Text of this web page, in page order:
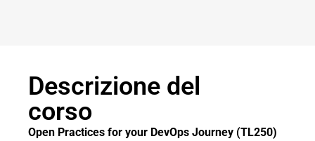
Descrizione del
corso
Open Practices for your DevOps Journey (TL250)